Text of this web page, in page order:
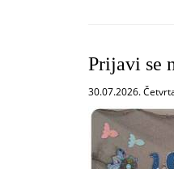
Prijavi se
30.07.2026.